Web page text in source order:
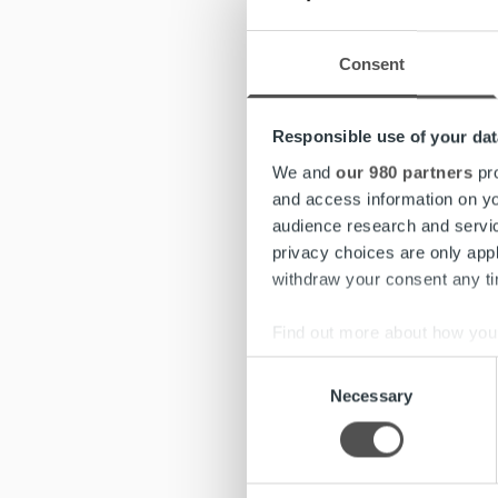
Consent
Responsible use of your
We and our 980 partners
and access information on
audience research and
privacy choices are only
withdraw your consent any
Find out more about how
We use cookies to
information about your use
other information that
Necessary
jo
toimii.
Koen